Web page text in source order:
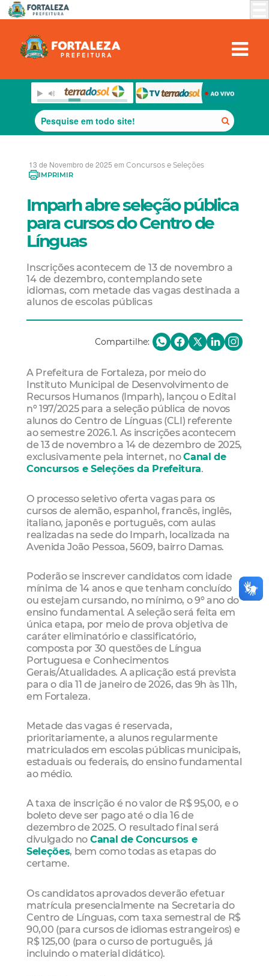
13 de Novembro de 2025 em Concursos e Seleções
IMPRIMIR
Imparh abre seleção pública
para cursos do Centro de
Línguas
Inscrições acontecem de 13 de novembro a
14 de dezembro, contemplando sete
idiomas, com metade das vagas destinada a
alunos de escolas públicas
Compartilhe:
A Prefeitura de Fortaleza, por meio do
Instituto Municipal de Desenvolvimento de
Recursos Humanos (Imparh), lançou o Edital
nº 197/2025 para a seleção pública de novos
alunos do Centro de Línguas (CLI) referente
ao semestre 2026.1. As inscrições acontecem
de 13 de novembro a 14 de dezembro de 2025,
exclusivamente pela internet, noCanal de
Concursos e Seleções da Prefeitura.
O processo seletivo oferta vagas para os
cursos de alemão, espanhol, francês, inglês,
italiano, japonês e português, com aulas
realizadas na sede do Imparh, localizada na
Avenida João Pessoa, 5609, bairro Damas.
Poderão se inscrever candidatos com idade
mínima de 14 anos e que tenham concluído
ou estejam cursando, no mínimo, o 9º ano do
ensino fundamental. A seleção será feita em
única etapa, por meio de prova objetiva de
caráter eliminatório e classificatório,
composta por 30 questões de Língua
Portuguesa e Conhecimentos
Gerais/Atualidades. A aplicação está prevista
para o dia 11 de janeiro de 2026, das 9h às 11h,
em Fortaleza.
Metade das vagas é reservada,
prioritariamente, a alunos regularmente
matriculados em escolas públicas municipais,
estaduais ou federais, do ensino fundamental
ao médio.
A taxa de inscrição é no valor de R$ 95,00, e o
boleto deve ser pago até o dia 16 de
dezembro de 2025. O resultado final será
divulgado no Canal de Concursos e
Seleções, bem como todas as etapas do
certame.
Os candidatos aprovados deverão efetuar
matrícula presencialmente na Secretaria do
Centro de Línguas, com taxa semestral de R$
90,00 (para cursos de idiomas estrangeiros) e
R$ 125,00 (para o curso de português, já
incluindo o material didático).